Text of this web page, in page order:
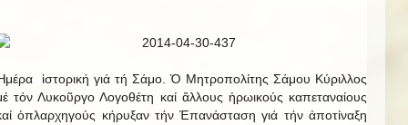
ἱστορική γιά τή Σάμο. Ὁ Μητροπολίτης Σάμου Κύριλλος
τόν Λυκοῦργο Λογοθέτη καί ἄλλους ἡρωικούς καπεταναίους
ὁπλαρχηγούς κήρυξαν τήν Ἐπανάσταση γιά τήν ἀποτίναξη